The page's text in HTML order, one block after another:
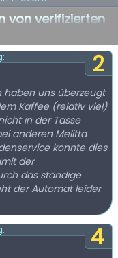
von verifizierten
2
haben uns überzeugt
Kaffee (relativ viel)
in der Tasse
anderen Melitta
konnte dies
der
das ständige
der Automat leider
4